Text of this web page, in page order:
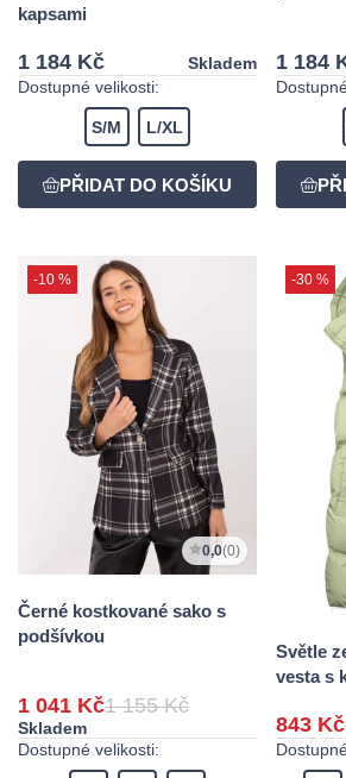
kapsami
1 184 Kč
Skladem
Dostupné velikosti:
S/M L/XL
1 184
-10 %
0,0(0)
Černé kostkované sako s
podšívkou
1 041 Kč1 155 Kč
Skladem
Dostupné velikosti:
-30 %
Světle
vesta s
843 Kč